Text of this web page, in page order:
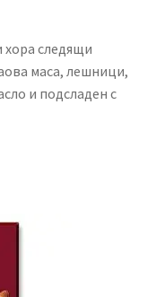
следящи
маса, лешници,
и подсладен с